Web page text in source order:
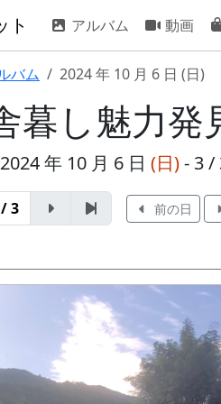
ト アルバム 動画
バム 2024 年 10 月 6 日 (日)
暮し魅力発
年 10 月 6 日 (日)- 3 /
3 前の日